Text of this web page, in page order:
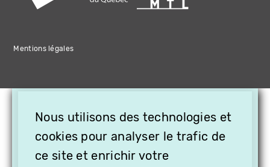
Mentions légales
Nous utilisons des technologies et
cookies pour analyser le trafic de
ce site et enrichir votre
OFFREZ LA VIDÉO EN
CADEAU, ABONNEZ VOS
PROCHES À VITHÈQUE !